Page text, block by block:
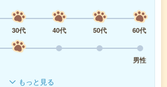
30代 40代 50代
60代
男性
もっと見る